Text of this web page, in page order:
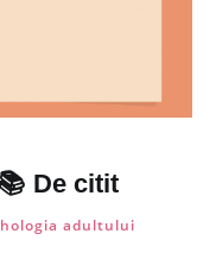
De citit
adultului